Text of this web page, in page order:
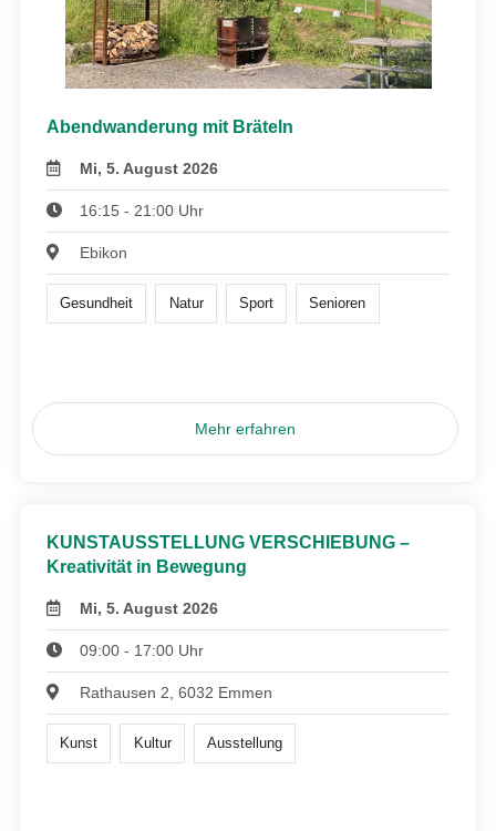
Abendwanderung mit Bräteln
Mi, 5. August 2026
16:15 - 21:00 Uhr
Ebikon
Gesundheit Natur Sport Senioren
Mehr erfahren
KUNSTAUSSTELLUNG VERSCHIEBUNG –
Kreativität in Bewegung
Mi, 5. August 2026
09:00 - 17:00 Uhr
Rathausen 2, 6032 Emmen
Kunst Kultur Ausstellung